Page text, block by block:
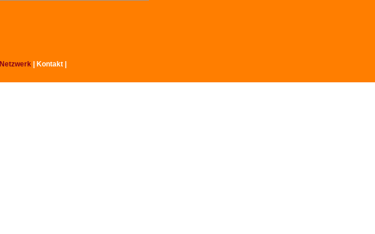
Netzwerk Kontakt